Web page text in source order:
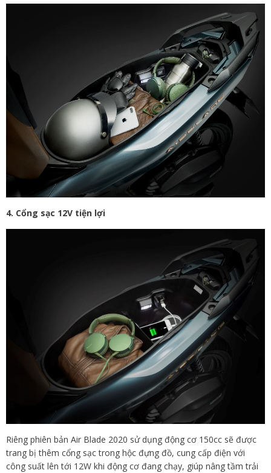
4. Cổng sạc 12V tiện lợi
Riêng phiên bản Air Blade 2020 sử dụng động cơ 150cc sẽ được
trang bị thêm cổng sạc trong hộc đựng đồ, cung cấp điện với
công suất lên tới 12W khi động cơ đang chạy, giúp nâng tầm trải